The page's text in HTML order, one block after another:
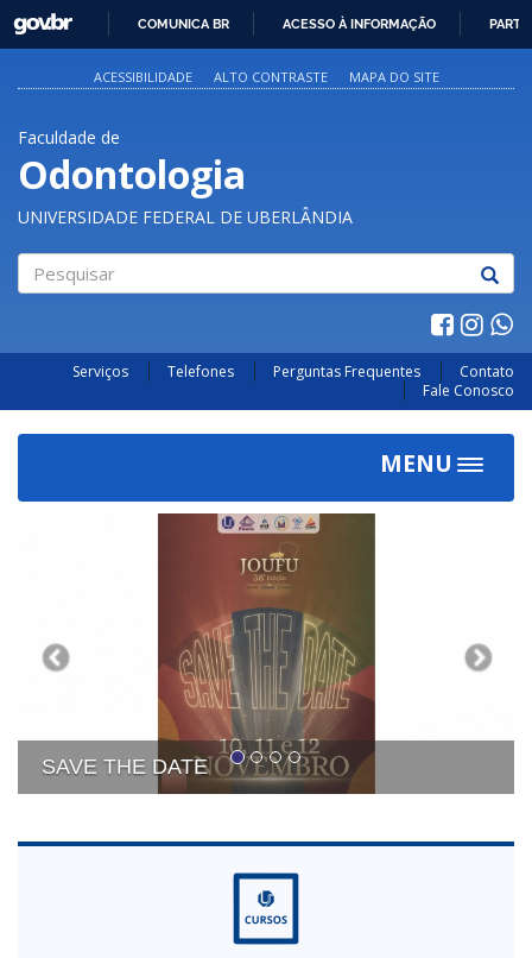
PARA
O
GOVBR
COMUNICA BR ACESSO À INFORMAÇÃO
ACESSIBILIDADE ALTO CONTRASTE MAPA DO SITE
Faculdade de
Odontologia
UNIVERSIDADE FEDERAL DE UBERLÂNDIA
Serviços Telefones Perguntas Frequentes
Contato
Fale Conosco
MENU
Toggle
SAVE THE DATE